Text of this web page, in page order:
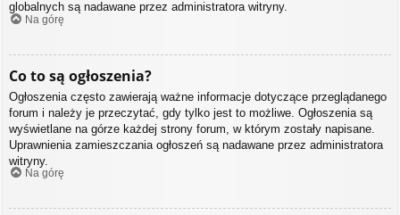
globalnych są nadawane przez administratora witryny.
Na górę
Co to są ogłoszenia?
Ogłoszenia często zawierają ważne informacje dotyczące przeglądanego
forum i należy je przeczytać, gdy tylko jest to możliwe. Ogłoszenia są
wyświetlane na górze każdej strony forum, w którym zostały napisane.
Uprawnienia zamieszczania ogłoszeń są nadawane przez administratora
witryny.
Na górę